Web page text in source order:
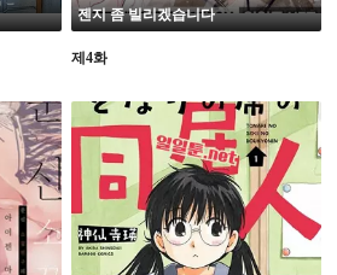
젠지 좀 빌리겠습니다
제4화